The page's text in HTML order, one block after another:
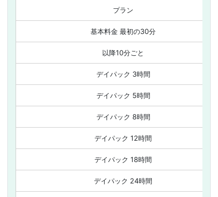
プラン
基本料金 最初の30分
以降10分ごと
デイパック 3時間
デイパック 5時間
デイパック 8時間
デイパック 12時間
デイパック 18時間
デイパック 24時間